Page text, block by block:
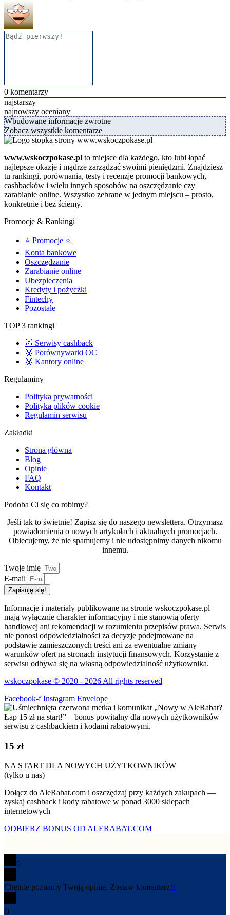
0 komentarzy
najstarszy
najnowszy oceniany
Wbudowane informacje zwrotne
Zobacz wszystkie komentarze
www.wskoczpokase.pl to miejsce dla każdego, kto lubi łapać
najlepsze okazje i mądrze zarządzać swoimi pieniędzmi. Znajdziesz
tu rankingi, porównania, testy i recenzje promocji bankowych,
cashbacków i wielu innych sposobów na oszczędzanie czy
zarabianie online. Wszystko zebrane w jednym miejscu – prosto,
konkretnie i bez ściemy.
Promocje & Rankingi
⭐ Promocje ⭐
Konta bankowe
Oszczędzanie
Zarabianie online
Ubezpieczenia
Kredyty i pożyczki
Fintechy
Pozostałe
TOP 3 rankingi
🥇 Serwisy cashback
🥈 Porównywarki OC
🥉 Kantory online
Regulaminy
Polityka prywatności
Polityka plików cookie
Regulamin serwisu
Zakładki
Strona główna
Blog
Opinie
FAQ
Kontakt
Podoba Ci się co robimy?
Jeśli tak to świetnie! Zapisz się do naszego newslettera. Otrzymasz
powiadomienia o nowych artykułach i aktualnych promocjach.
Obiecujemy, że nie spamujemy i nie udostępnimy danych nikomu
innemu.
Twoje imię
E-mail
Zapisuję się!
Informacje i materiały publikowane na stronie wskoczpokase.pl
mają wyłącznie charakter informacyjny i nie stanowią oferty
handlowej ani rekomendacji w rozumieniu przepisów prawa. Serwis
nie ponosi odpowiedzialności za decyzje podejmowane na
podstawie zamieszczonych treści ani za ewentualne zmiany
warunków ofert na stronach instytucji finansowych. Korzystanie z
serwisu odbywa się na własną odpowiedzialność użytkownika.
wskoczpokase © 2020 - 2026 All rights reserved
Facebook-f Instagram Envelope
15 zł
NA START DLA NOWYCH UŻYTKOWNIKÓW
(tylko u nas)
Dołącz do AleRabat.com i oszczędzaj przy każdych zakupach —
zyskaj cashback i kody rabatowe w ponad 3000 sklepach
internetowych
ODBIERZ BONUS OD ALERABAT.COM
0
Chętnie poznamy Twoją opinie. Zostaw komentarz!x
()